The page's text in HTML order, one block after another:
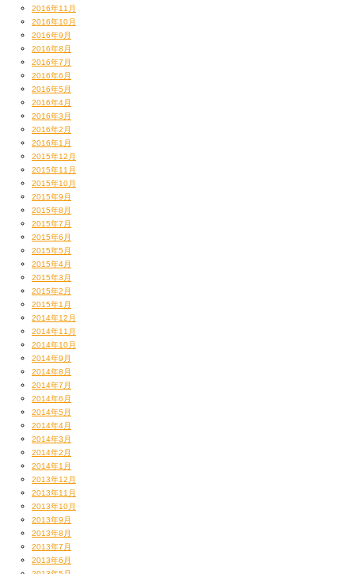
2016年11月
2016年10月
2016年9月
2016年8月
2016年7月
2016年6月
2016年5月
2016年4月
2016年3月
2016年2月
2016年1月
2015年12月
2015年11月
2015年10月
2015年9月
2015年8月
2015年7月
2015年6月
2015年5月
2015年4月
2015年3月
2015年2月
2015年1月
2014年12月
2014年11月
2014年10月
2014年9月
2014年8月
2014年7月
2014年6月
2014年5月
2014年4月
2014年3月
2014年2月
2014年1月
2013年12月
2013年11月
2013年10月
2013年9月
2013年8月
2013年7月
2013年6月